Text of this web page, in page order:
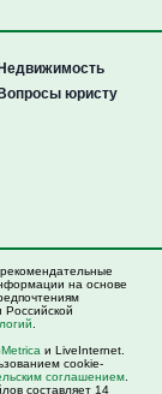
юристу
на основе
Российской
и LiveInternet.
cookie-
соглашением
составляет 14